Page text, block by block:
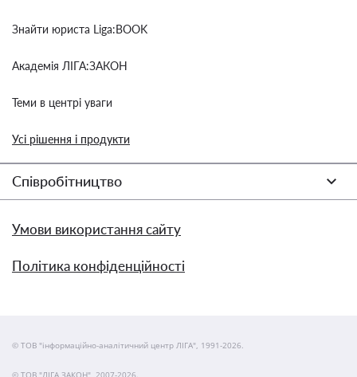
Знайти юриста Liga:BOOK
Академія ЛІГА:ЗАКОН
Теми в центрі уваги
Усі рішення і продукти
Співробітництво
Умови використання сайту
Політика конфіденційності
© ТОВ "інформаційно-аналітичний центр ЛІГА", 1991-2026.
© ТОВ "ЛІГА ЗАКОН", 2007-2026.